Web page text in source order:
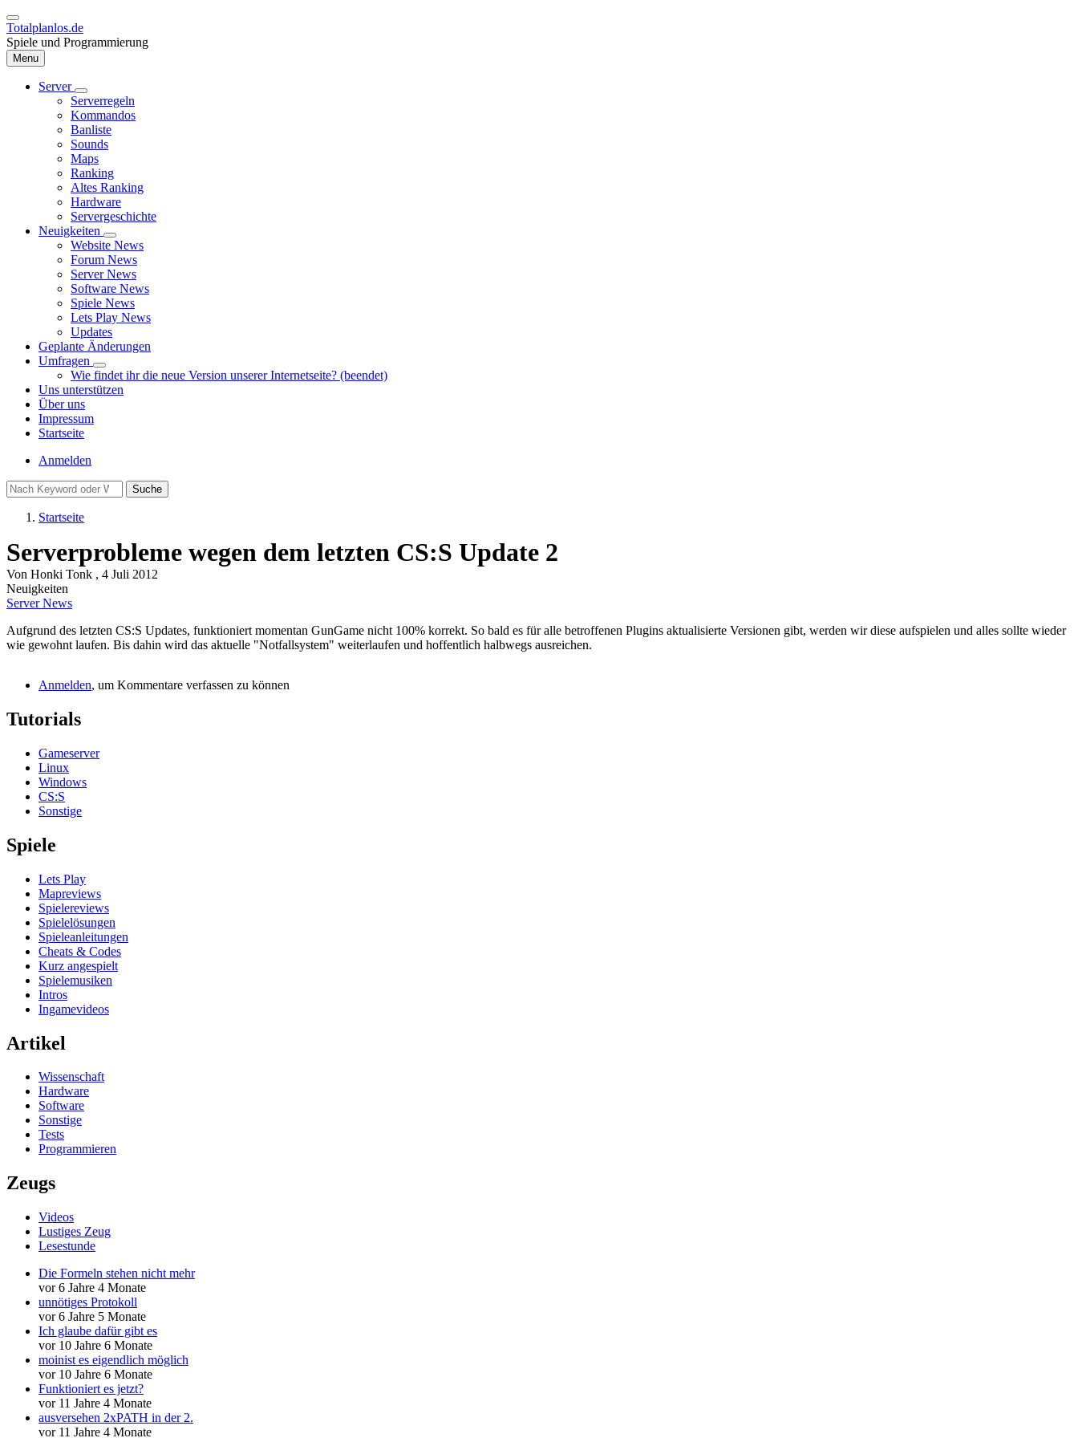
Direkt
zum
Inhalt
Totalplanlos.de
Spiele und Programmierung
Menu
Hauptnavigation
Server
Unternavigation
von
Server
Serverregeln
Kommandos
Banliste
Sounds
Maps
Ranking
Altes Ranking
Hardware
Servergeschichte
Neuigkeiten
Unternavigation
von
Neuigkeiten
Website News
Forum News
Server News
Software News
Spiele News
Lets Play News
Updates
Geplante Änderungen
Umfragen
Unternavigation
von
Umfragen
Wie findet ihr die neue Version unserer Internetseite? (beendet)
Uns unterstützen
Über uns
Impressum
Startseite
Benutzermenü
Anmelden
Suche
Startseite
Serverprobleme wegen dem letzten CS:S Update 2
Von Honki Tonk , 4 Juli 2012
Neuigkeiten
Server News
Aufgrund des letzten CS:S Updates, funktioniert momentan GunGame nicht 100% korrekt. So bald es für alle betroffenen Plugins aktualisierte Versionen gibt, werden wir diese aufspielen und alles sollte wieder
wie gewohnt laufen. Bis dahin wird das aktuelle "Notfallsystem" weiterlaufen und hoffentlich halbwegs ausreichen.
Anmelden, um Kommentare verfassen zu können
Tutorials
Gameserver
Linux
Windows
CS:S
Sonstige
Spiele
Lets Play
Mapreviews
Spielereviews
Spielelösungen
Spieleanleitungen
Cheats & Codes
Kurz angespielt
Spielemusiken
Intros
Ingamevideos
Artikel
Wissenschaft
Hardware
Software
Sonstige
Tests
Programmieren
Zeugs
Videos
Lustiges Zeug
Lesestunde
Die Formeln stehen nicht mehr
vor 6 Jahre 4 Monate
unnötiges Protokoll
vor 6 Jahre 5 Monate
Ich glaube dafür gibt es
vor 10 Jahre 6 Monate
moinist es eigendlich möglich
vor 10 Jahre 6 Monate
Funktioniert es jetzt?
vor 11 Jahre 4 Monate
ausversehen 2xPATH in der 2.
vor 11 Jahre 4 Monate